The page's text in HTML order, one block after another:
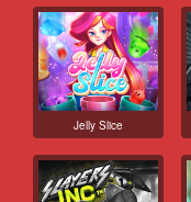
Jelly Slice